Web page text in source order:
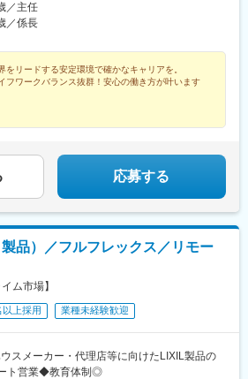
座学だけでなく、実際に担当する製品の操作
知識を身につけてからの現場配属になりま
ラムを用意しているため、継続的に知識習得
おります。
社で手配するビジネスホテルに宿泊していた
社部門など、長期的に多くのキャリアパスが
実現するための社内制度も大変充実しており
ム：短期間にて他部署の業務体験が可能／社
セクター間の異動を行える制度
定める業務
所＞東京都中野区新井5丁目22-8 3F※受動喫
煙
湊川駅、段原一丁目駅、仙台駅(地下鉄)、関内
湊川公園駅、猿猴橋町駅
／主任
／係長
をリードする安定環境で確かなキャリアを。
フワークバランス抜群！安心の働き方が叶います
応募する
品）／フルフレックス／リモー
ム市場】
以上採用 業種未経験歓迎
ウスメーカー・代理店等に向けたLIXIL製品の
ト営業◆教育体制◎